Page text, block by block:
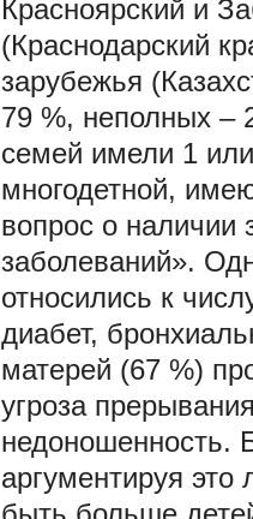
Красноярский и
(Краснодарский
зарубежья
79 %, неполных –
семей имели 1
многодетной,
вопрос о наличии
заболеваний».
относились к
диабет,
матерей (67 %)
угроза
недоношенность.
аргументируя